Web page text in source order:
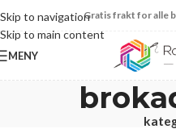
Skip to navigation
Skip to main content
Gratis frakt for alle
MENY